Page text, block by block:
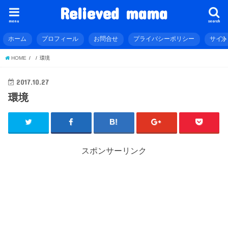
Relieved mama search
menu
ホーム プロフィール お問合せ プライバシーポリシー サイ
HOME 環境
2017.10.27
環境
スポンサーリンク